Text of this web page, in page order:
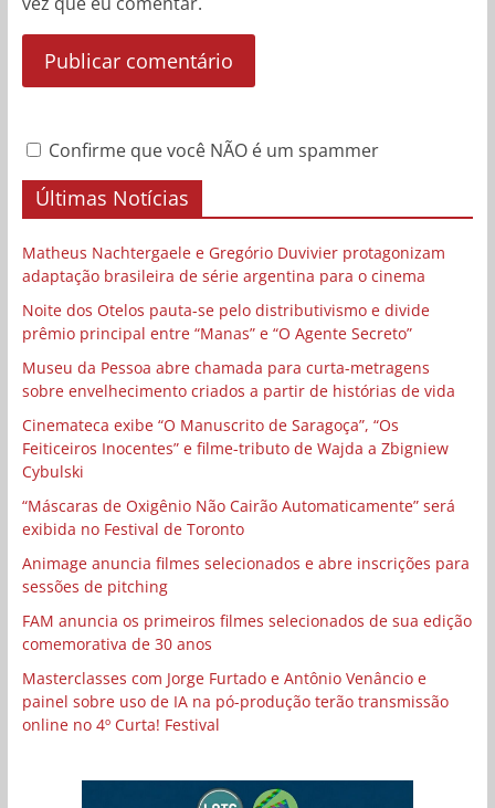
Confirme que você NÃO é um spammer
Últimas Notícias
Matheus Nachtergaele e Gregório Duvivier protagonizam
adaptação brasileira de série argentina para o cinema
Noite dos Otelos pauta-se pelo distributivismo e divide
prêmio principal entre “Manas” e “O Agente Secreto”
Museu da Pessoa abre chamada para curta-metragens
sobre envelhecimento criados a partir de histórias de vida
Cinemateca exibe “O Manuscrito de Saragoça”, “Os
Feiticeiros Inocentes” e filme-tributo de Wajda a Zbigniew
Cybulski
“Máscaras de Oxigênio Não Cairão Automaticamente” será
exibida no Festival de Toronto
Animage anuncia filmes selecionados e abre inscrições para
sessões de pitching
FAM anuncia os primeiros filmes selecionados de sua edição
comemorativa de 30 anos
Masterclasses com Jorge Furtado e Antônio Venâncio e
painel sobre uso de IA na pó-produção terão transmissão
online no 4º Curta! Festival